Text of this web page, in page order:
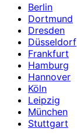
Berlin
Dortmund
Dresden
Düsseldorf
Frankfurt
Hamburg
Hannover
Köln
Leipzig
München
Stuttgart